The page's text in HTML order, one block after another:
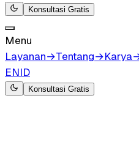
Konsultasi Gratis
Menu
Layanan→Tentang→Karya
ENID
Konsultasi Gratis